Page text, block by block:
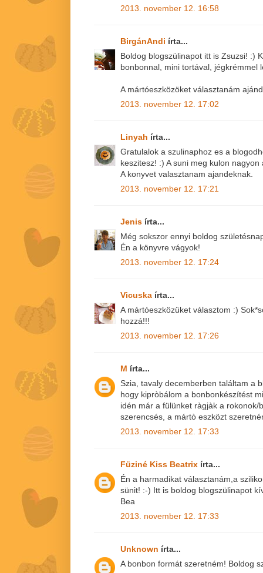
2013. november 12. 16:58
BirgánAndi írta...
Boldog blogszülinapot itt is Zsuzsi! :)
bonbonnal, mini tortával, jégkrémmel
A mártóeszközöket választanám
2013. november 12. 17:02
Linyah írta...
Gratulalok a szulinaphoz es a
keszitesz! :) A suni meg kulon nagyon
A konyvet valasztanam ajandeknak.
2013. november 12. 17:21
Jenis írta...
Még sokszor ennyi boldog
Én a könyvre vágyok!
2013. november 12. 17:24
Vicuska írta...
A mártóeszközüket választom :)
hozzá!!!
2013. november 12. 17:26
M írta...
Szia, tavaly decemberben találtam a
hogy kipròbálom a bonbonkészítést
idén már a fülünket ràgjàk a
szerencsés, a mártò eszközt
2013. november 12. 17:33
Füziné Kiss Beatrix írta...
Én a harmadikat választanám,a
sünit! :-) Itt is boldog blogszülinapot
Bea
2013. november 12. 17:33
Unknown írta...
A bonbon formát szeretném! Boldog